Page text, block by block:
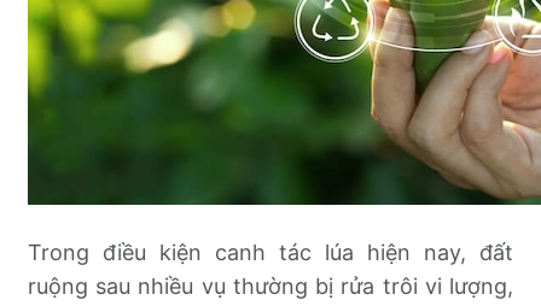
Trong điều kiện canh tác lúa hiện nay, đất
ruộng sau nhiều vụ thường bị rửa trôi vi lượng,